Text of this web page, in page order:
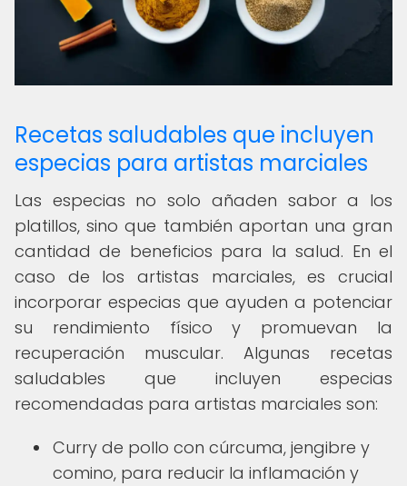
Recetas saludables que incluyen
especias para artistas marciales
Las especias no solo añaden sabor a los
platillos, sino que también aportan una gran
cantidad de beneficios para la salud. En el
caso de los artistas marciales, es crucial
incorporar especias que ayuden a potenciar
su rendimiento físico y promuevan la
recuperación muscular. Algunas recetas
saludables que incluyen especias
recomendadas para artistas marciales son:
Curry de pollo con cúrcuma, jengibre y
comino, para reducir la inflamación y